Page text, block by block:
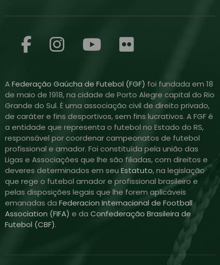
AFederação Gaúcha de Futebol (FGF) foi fundada em 18
de maio de 1918, na cidade de Porto Alegre capital do Rio
Grande do Sul. É uma associação civil de direito privado,
de caráter e fins desportivos, sem fins lucrativos. A FGF é
a entidade que representa o futebol no Estado do RS,
responsável por coordenar campeonatos de futebol
profissional e amador. Foi constituída pela união das
Ligas e Associações que lhe são filiadas, com direitos e
deveres determinados em seu Estatuto, na legislação
que rege o futebol amador e profissional brasileiro e
pelas disposições legais que lhe forem aplicáveis
emanadas da Federacion Internacional de Football
Association (FIFA) e da Confederação Brasileira de
Futebol (CBF).